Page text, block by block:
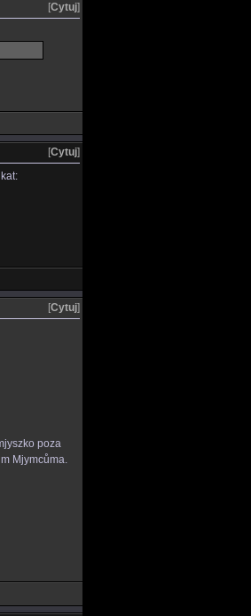
[Cytuj]
[Cytuj]
[Cytuj]
poza
Mjymcůma.